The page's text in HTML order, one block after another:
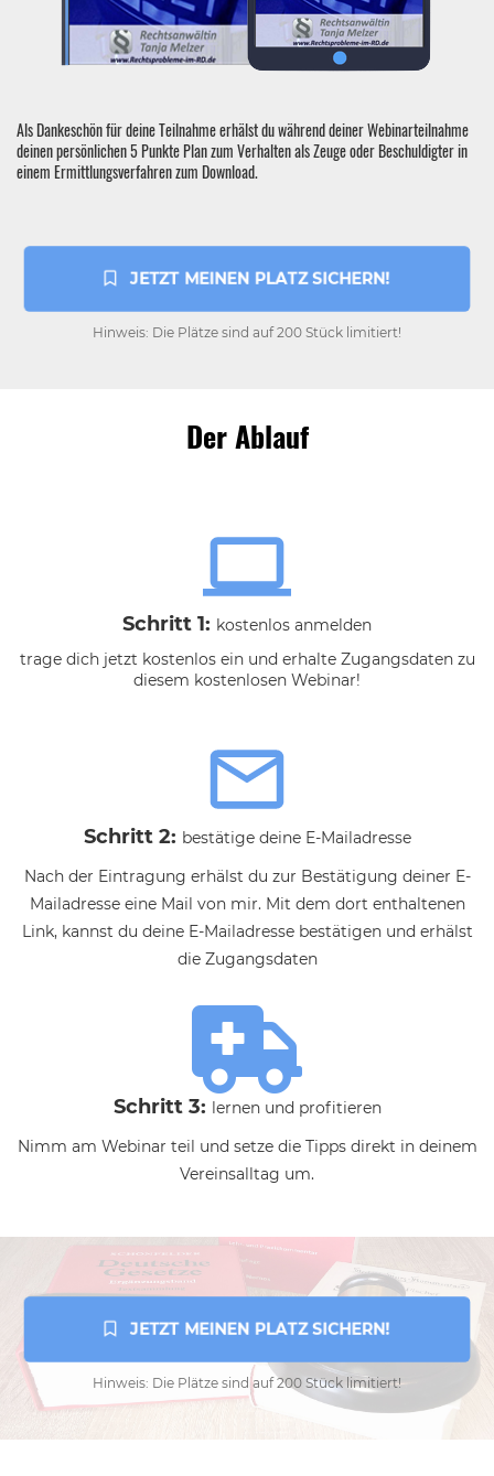
Als Dankeschön für deine Teilnahme erhälst du während deiner Webinarteilnahme
deinen persönlichen 5 Punkte Plan zum Verhalten als Zeuge oder Beschuldigter in
einem Ermittlungsverfahren zum Download.
JETZT MEINEN PLATZ SICHERN!
Hinweis: Die Plätze sind auf 200 Stück limitiert!
Der Ablauf
Schritt 1: kostenlos anmelden
trage dich jetzt kostenlos ein und erhalte Zugangsdaten zu
diesem kostenlosen Webinar!
Schritt 2: bestätige deine E-Mailadresse
Nach der Eintragung erhälst du zur Bestätigung deiner E-
Mailadresse eine Mail von mir. Mit dem dort enthaltenen
Link, kannst du deine E-Mailadresse bestätigen und erhälst
die Zugangsdaten
Schritt 3: lernen und profitieren
Nimm am Webinar teil und setze die Tipps direkt in deinem
Vereinsalltag um.
JETZT MEINEN PLATZ SICHERN!
Hinweis: Die Plätze sind auf 200 Stück limitiert!